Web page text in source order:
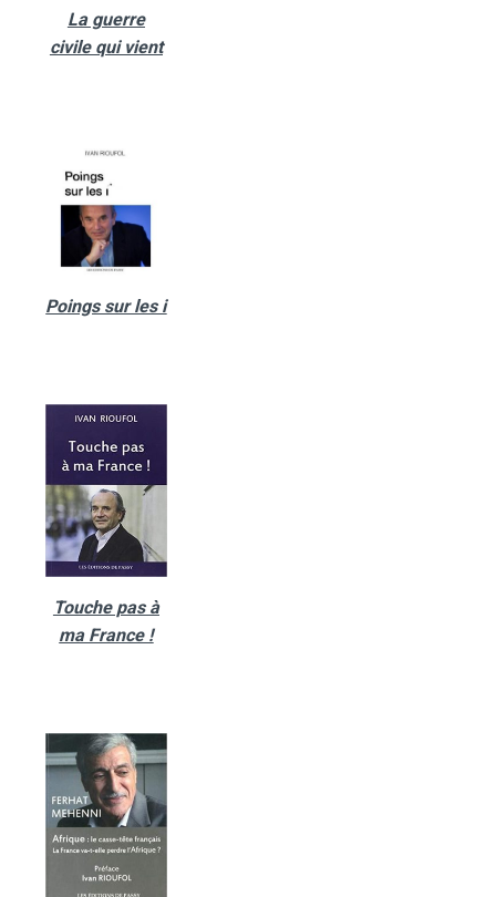
La guerre
civile qui vient
Poings sur les i
Touche pas à
ma France !